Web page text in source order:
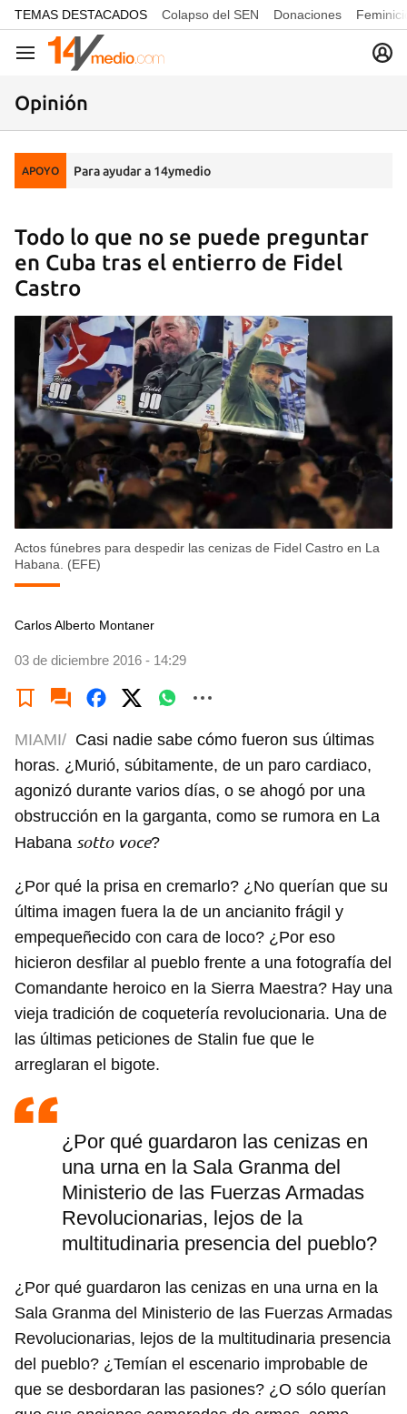
common.go-to-content
TEMAS DESTACADOS Colapso del SEN Donaciones
Navegación
Opinión
APOYO Para ayudar a 14ymedio
Todo lo que no se puede preguntar
en Cuba tras el entierro de Fidel
Castro
Actos fúnebres para despedir las cenizas de Fidel Castro en La
Habana. (EFE)
Carlos Alberto Montaner
03 de diciembre 2016 - 14:29
MIAMI/ Casi nadie sabe cómo fueron sus últimas
horas. ¿Murió, súbitamente, de un paro cardiaco,
agonizó durante varios días, o se ahogó por una
obstrucción en la garganta, como se rumora en La
Habana sotto voce?
¿Por qué la prisa en cremarlo? ¿No querían que su
última imagen fuera la de un ancianito frágil y
empequeñecido con cara de loco? ¿Por eso
hicieron desfilar al pueblo frente a una fotografía del
Comandante heroico en la Sierra Maestra? Hay una
vieja tradición de coquetería revolucionaria. Una de
las últimas peticiones de Stalin fue que le
arreglaran el bigote.
¿Por qué guardaron las cenizas en
una urna en la Sala Granma del
Ministerio de las Fuerzas Armadas
Revolucionarias, lejos de la
multitudinaria presencia del pueblo?
¿Por qué guardaron las cenizas en una urna en la
Sala Granma del Ministerio de las Fuerzas Armadas
Revolucionarias, lejos de la multitudinaria presencia
del pueblo? ¿Temían el escenario improbable de
que se desbordaran las pasiones? ¿O sólo querían